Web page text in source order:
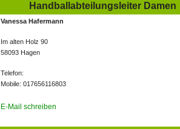
Handballabteilungsleiter Damen
Vanessa Hafermann
Im alten Holz 90
58093 Hagen
Telefon:
Mobile: 017656116803
E-Mail schreiben